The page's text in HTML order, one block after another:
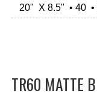
20" X 8.5" • 40
TR60 MATTE